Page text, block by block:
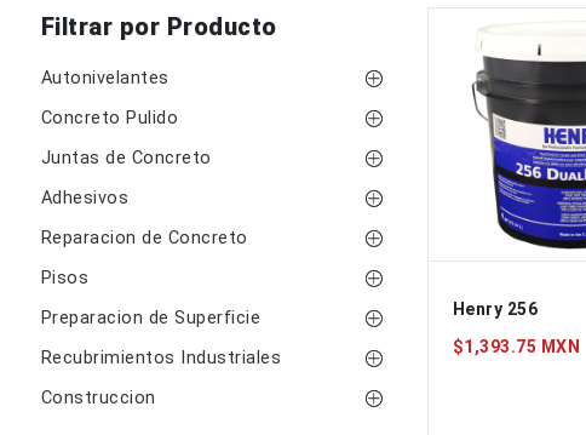
Filtrar por Producto
Autonivelantes
Concreto Pulido
Juntas de Concreto
Adhesivos
Reparacion de Concreto
Pisos
Preparacion de Superficie
Recubrimientos Industriales
Construccion
Henry 256
$1,393.75 MXN